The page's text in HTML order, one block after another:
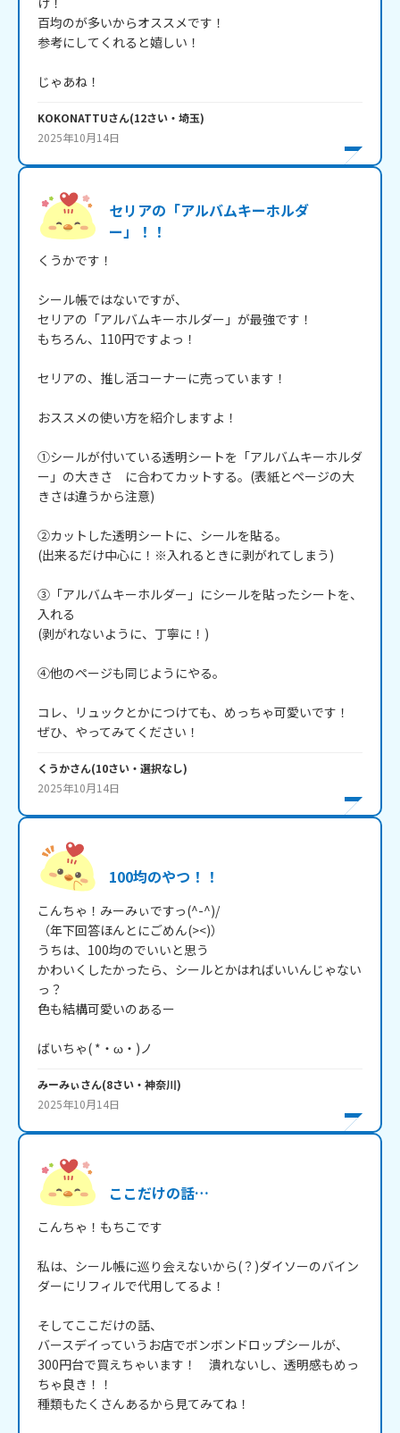
百均のが多いからオススメです！
参考にしてくれると嬉しい！
じゃあね！
KOKONATTUさん(12さい・ 埼玉)
2025年10月14日
セリアの「アルバムキーホルダ
ー」！！
くうかです！
シール帳ではないですが、
セリアの「アルバムキーホルダー」が最強です！
もちろん、110円ですよっ！
セリアの、推し活コーナーに売っています！
おススメの使い方を紹介しますよ！
①シールが付いている透明シートを「アルバムキーホルダ
ー」の大きさ　に合わてカットする。(表紙とページの大
きさは違うから注意)
②カットした透明シートに、シールを貼る。
(出来るだけ中心に！※入れるときに剥がれてしまう)
③「アルバムキーホルダー」にシールを貼ったシートを、
入れる
(剥がれないように、丁寧に！)
④他のページも同じようにやる。
コレ、リュックとかにつけても、めっちゃ可愛いです！
ぜひ、やってみてください！
くうかさん(10さい・ 選択なし)
2025年10月14日
100均のやつ！！
こんちゃ！みーみぃですっ(^-^)/
（年下回答ほんとにごめん(><)）
うちは、100均のでいいと思う
かわいくしたかったら、シールとかはればいいんじゃない
っ？
色も結構可愛いのあるー
ばいちゃ( *・ω・)ノ
みーみぃさん(8さい・ 神奈川)
2025年10月14日
ここだけの話…
こんちゃ！もちこです
私は、シール帳に巡り会えないから(？)ダイソーのバイン
ダーにリフィルで代用してるよ！
そしてここだけの話、
バースデイっていうお店でボンボンドロップシールが、
300円台で買えちゃいます！　潰れないし、透明感もめっ
ちゃ良き！！
種類もたくさんあるから見てみてね！